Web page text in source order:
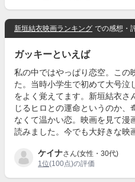
新垣結衣映画ランキング での感想・
ガッキーといえば
私の中ではやっぱり恋空。この
た。当時小学生で初めて大号泣
をよく覚えてます。新垣結衣さ
じるヒロとの運命というのか
なくて温かい恋。映画を見て漫
読みました。今でも大好きな映
ケイナさん(女性・30代)
1位(100点)の評価